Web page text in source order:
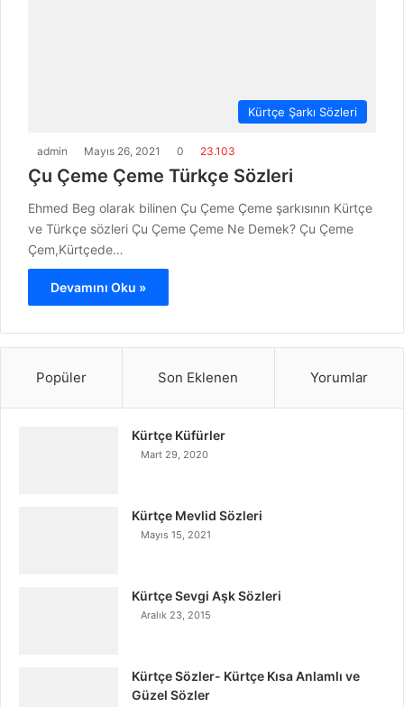
Kürtçe Şarkı Sözleri
admin Mayıs 26, 2021 0 23.103
Çu Çeme Çeme Türkçe Sözleri
Ehmed Beg olarak bilinen Çu Çeme Çeme şarkısının Kürtçe
ve Türkçe sözleri Çu Çeme Çeme Ne Demek? Çu Çeme
Çem,Kürtçede…
Devamını Oku »
Popüler Son Eklenen Yorumlar
Kürtçe Küfürler
Mart 29, 2020
Kürtçe Mevlid Sözleri
Mayıs 15, 2021
Kürtçe Sevgi Aşk Sözleri
Aralık 23, 2015
Kürtçe Sözler- Kürtçe Kısa Anlamlı ve
Güzel Sözler